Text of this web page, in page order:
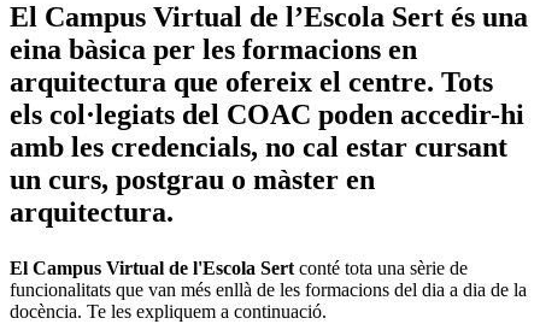
El Campus Virtual de l’Escola Sert és una
eina bàsica per les formacions en
arquitectura que ofereix el centre. Tots
els col·legiats del COAC poden accedir-hi
amb les credencials, no cal estar cursant
un curs, postgrau o màster en
arquitectura.
El Campus Virtual de l'Escola Sertconté tota una sèrie de
funcionalitats que van més enllà de les formacions del dia a dia de la
docència. Te les expliquem a continuació.